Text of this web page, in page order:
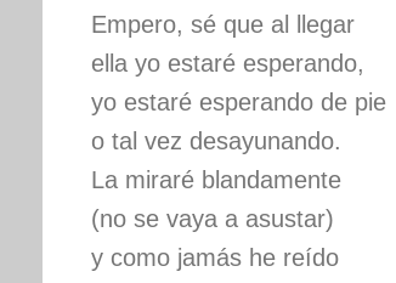
Empero, sé que al llegar
ella yo estaré esperando,
yo estaré esperando de pie
o tal vez desayunando.
La miraré blandamente
(no se vaya a asustar)
y como jamás he reído